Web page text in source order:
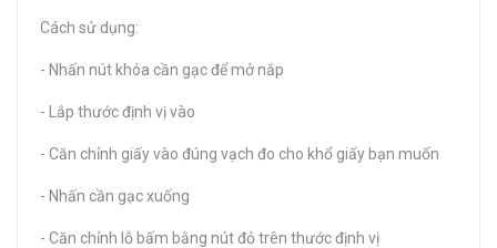
Cách sử dụng:
- Nhấn nút khóa cần gạc để mở nắp
- Lắp thước định vị vào
- Căn chỉnh giấy vào đúng vạch đo cho khổ giấy bạn muốn
- Nhấn cần gạc xuống
- Căn chỉnh lỗ bấm bằng nút đỏ trên thước định vị